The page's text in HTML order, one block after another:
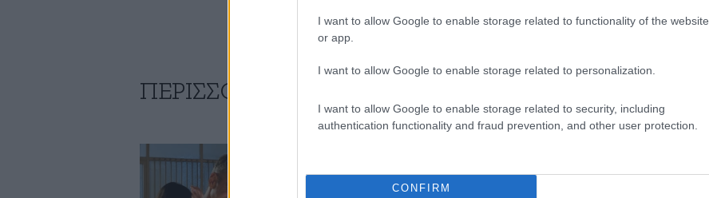
I want to allow Google to enable storage related to functionality of the website
or app.
I want to allow Google to enable storage related to personalization.
I want to allow Google to enable storage related to security, including
authentication functionality and fraud prevention, and other user protection.
CONFIRM
ΠΕΡΙΣΣΟΤΕΡΑ ΑΠΟ ΤΗΝ ΠΟΛΙΤΙΚΗ